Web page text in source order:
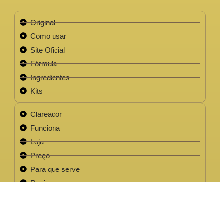
Original
Como usar
Site Oficial
Fórmula
Ingredientes
Kits
Clareador
Funciona
Loja
Preço
Para que serve
Review